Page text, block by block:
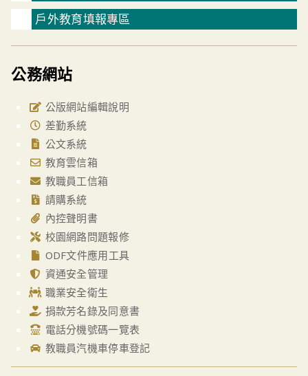
戶外教育填報專區
公務網站
公版網站編輯說明
差勤系統
公文系統
教育雲信箱
教職員工信箱
請購系統
內控聲明書
校園網路問題報修
ODF文件應用工具
資通安全管理
職業安全衛生
捐款芳名錄及同意書
電話分機號碼一覽表
教職員汽機車停車登記